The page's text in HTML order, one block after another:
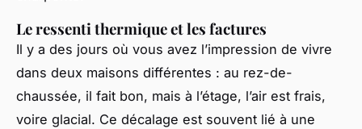
Le ressenti thermique et les factures
Il y a des jours où vous avez l’impression de vivre
dans deux maisons différentes : au rez-de-
chaussée, il fait bon, mais à l’étage, l’air est frais,
voire glacial. Ce décalage est souvent lié à une